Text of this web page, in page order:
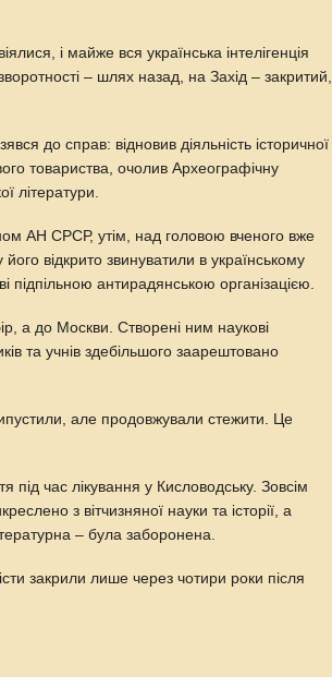
і майже вся українська інтелігенція
– шлях назад, на Захід – закритий,
до справ: відновив діяльність історичної
товариства, очолив Археографічну
літератури.
АН СРСР, утім, над головою вченого вже
відкрито звинуватили в українському
підпільною антирадянською організацією.
а до Москви. Створені ним наукові
та учнів здебільшого заарештовано
але продовжували стежити. Це
під час лікування у Кисловодську. Зовсім
з вітчизняної науки та історії, а
– була заборонена.
закрили лише через чотири роки після